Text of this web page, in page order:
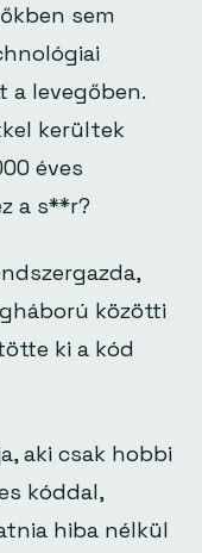
sem
a levegőben.
kerültek
éves
a s**r?
közötti
ki a kód
aki csak hobbi
kóddal,
hiba nélkül